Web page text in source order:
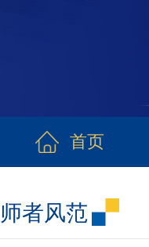
首页
师者风范